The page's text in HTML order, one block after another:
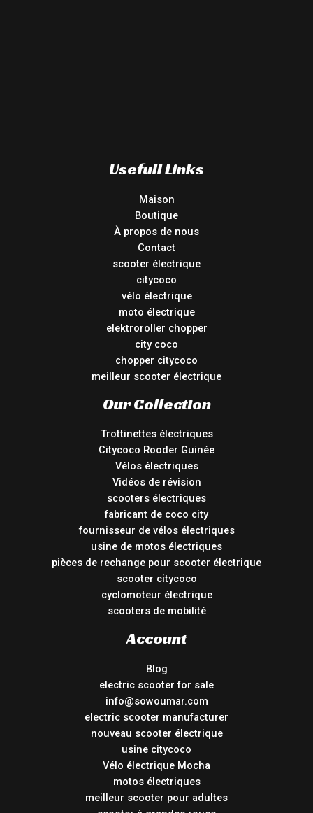
Usefull Links
Maison
Boutique
À propos de nous
Contact
scooter électrique
citycoco
vélo électrique
moto électrique
elektroroller chopper
city coco
chopper citycoco
meilleur scooter électrique
Our Collection
Trottinettes électriques
Citycoco Rooder Guinée
Vélos électriques
Vidéos de révision
scooters électriques
fabricant de coco city
fournisseur de vélos électriques
usine de motos électriques
pièces de rechange pour scooter électrique
scooter citycoco
cyclomoteur électrique
scooters de mobilité
Account
Blog
electric scooter for sale
info@sowoumar.com
electric scooter manufacturer
nouveau scooter électrique
usine citycoco
Vélo électrique Mocha
motos électriques
meilleur scooter pour adultes